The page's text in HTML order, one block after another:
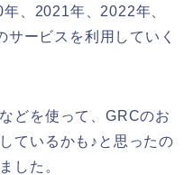
、2021年、2022年、
ービスを利用していく
どを使って、GRCのお
ているかも♪と思ったの
した。